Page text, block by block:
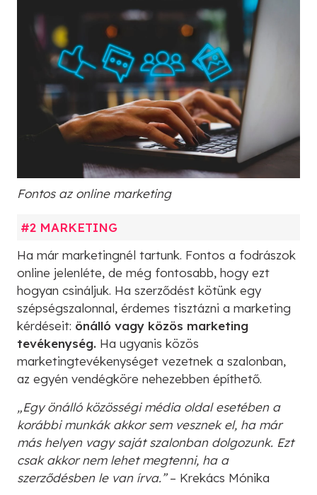
Fontos az online marketing
#2 MARKETING
Ha már marketingnél tartunk. Fontos a fodrászok
online jelenléte, de még fontosabb, hogy ezt
hogyan csináljuk. Ha szerződést kötünk egy
szépségszalonnal, érdemes tisztázni a marketing
kérdéseit: önálló vagy közös marketing
tevékenység. Ha ugyanis közös
marketingtevékenységet vezetnek a szalonban,
az egyén vendégköre nehezebben építhető.
„Egy önálló közösségi média oldal esetében a
korábbi munkák akkor sem vesznek el, ha már
más helyen vagy saját szalonban dolgozunk. Ezt
csak akkor nem lehet megtenni, ha a
szerződésben le van írva.”– Krekács Mónika